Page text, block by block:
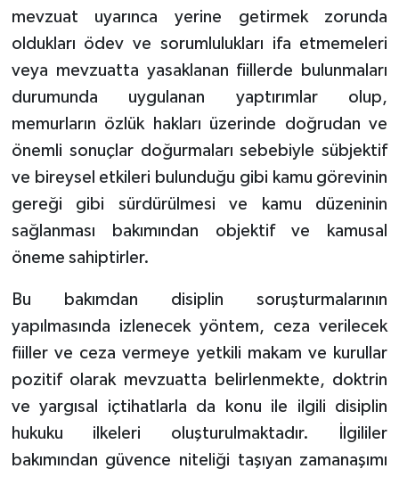
mevzuat uyarınca yerine getirmek zorunda
oldukları ödev ve sorumlulukları ifa etmemeleri
veya mevzuatta yasaklanan fiillerde bulunmaları
durumunda uygulanan yaptırımlar olup,
memurların özlük hakları üzerinde doğrudan ve
önemli sonuçlar doğurmaları sebebiyle sübjektif
ve bireysel etkileri bulunduğu gibi kamu görevinin
gereği gibi sürdürülmesi ve kamu düzeninin
sağlanması bakımından objektif ve kamusal
öneme sahiptirler.
Bu bakımdan disiplin soruşturmalarının
yapılmasında izlenecek yöntem, ceza verilecek
fiiller ve ceza vermeye yetkili makam ve kurullar
pozitif olarak mevzuatta belirlenmekte, doktrin
ve yargısal içtihatlarla da konu ile ilgili disiplin
hukuku ilkeleri oluşturulmaktadır. İlgililer
bakımından güvence niteliği taşıyan zamanaşımı